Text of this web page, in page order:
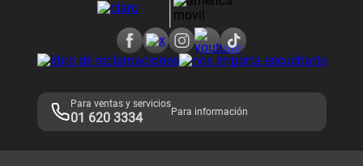
Adquirientes iPhone 6, 6S y SE
Mensaje de Seguridad
Términos y Condiciones de Tienda Claro
Libro de Reclamaciones
Para ventas y servicios
01 620 3334 Para información